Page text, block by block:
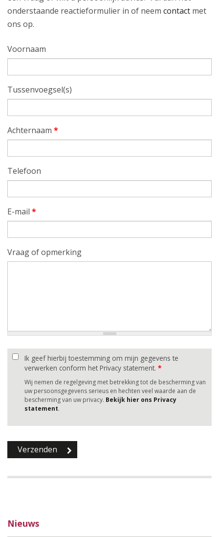
onderstaande reactieformulier in of neem contact met
ons op.
Voornaam
Tussenvoegsel(s)
Achternaam *
Telefoon
E-mail *
Vraag of opmerking
Ik geef hierbij toestemming om mijn gegevens te
verwerken conform het Privacy statement. *
Wij nemen de regelgeving met betrekking tot de bescherming van
uw persoonsgegevens serieus en hechten veel waarde aan de
bescherming van uw privacy. Bekijk hier ons Privacy
statement.
Nieuws